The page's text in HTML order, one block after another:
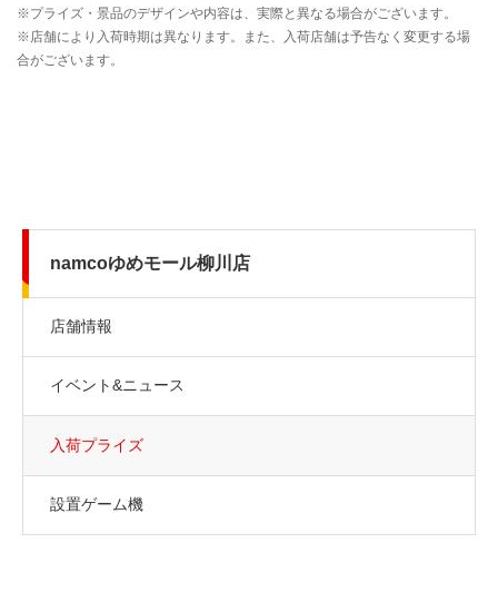
namcoゆめモール柳川店
店舗情報
イベント&ニュース
入荷プライズ
設置ゲーム機